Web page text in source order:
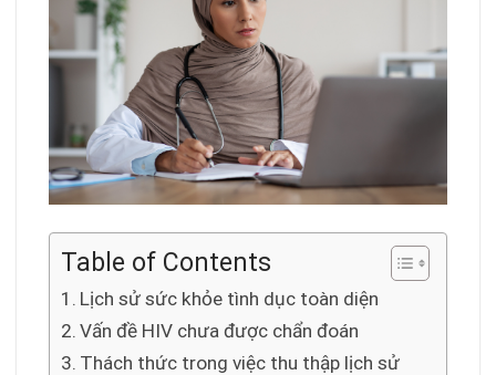
Table of Contents
Lịch sử sức khỏe tình dục toàn diện
Vấn đề HIV chưa được chẩn đoán
Thách thức trong việc thu thập lịch sử